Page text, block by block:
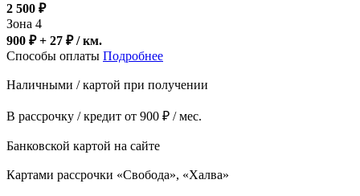
2 500 ₽
Зона 4
900 ₽ + 27 ₽/ км.
Способы оплаты Подробнее
Наличными / картой при получении
В рассрочку / кредит от 900 ₽ / мес.
Банковской картой на сайте
Картами рассрочки «Свобода», «Халва»